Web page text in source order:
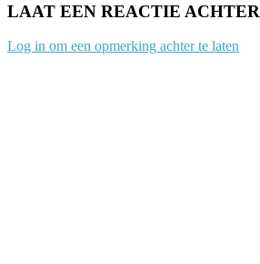
LAAT EEN REACTIE ACHTER
Log in om een opmerking achter te laten